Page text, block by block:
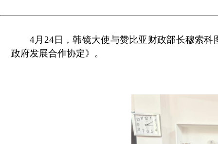
4月24日，韩镜大使与赞比亚财政部长穆索
政府发展合作协定》。